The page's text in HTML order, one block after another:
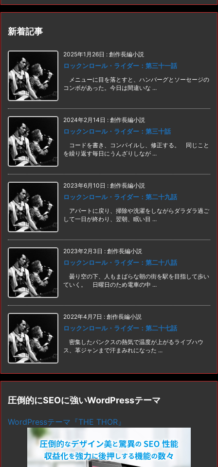
新着記事
2025年1月26日 : 創作長編小説
ロックンロール・ライダー：第三十一話
メニューに目を落とすと、ハンバーグとソーセージの
コンボがあった。今日は間違いな ...
2024年2月14日 : 創作長編小説
ロックンロール・ライダー：第三十話
コードを書き、コンパイルし、修正する。 同じこと
を繰り返す毎日にうんざりしなが ...
2023年6月10日 : 創作長編小説
ロックンロール・ライダー：第二十九話
アパートに戻り、掃除や洗濯をしながらダラダラ過ご
して一日が終わり、翌朝、眠い目 ...
2023年2月3日 : 創作長編小説
ロックンロール・ライダー：第二十八話
曇り空の下、人もまばらな朝の街を駅を目指して歩い
ていく。 日曜日のため電車の中 ...
2022年4月7日 : 創作長編小説
ロックンロール・ライダー：第二十七話
密集したパンクスの熱気で温度が上がるライブハウ
ス、革ジャンまで汗まみれになった ...
圧倒的にSEOに強いWordPressテーマ
WordPressテーマ『THE THOR』